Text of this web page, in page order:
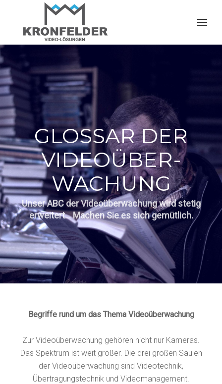
GLOSSAR DER
VIDEO­ÜBER­
WACHUNG
Unser ABC der Video­überwachung wird stetig
erweitert... Machen Sie es sich gemütlich.
Begriffe rund um das Thema Videoüberwachung
Zur Videoüberwachung gehören nicht nur Kameras.
Das Spektrum ist weit größer. Die drei großen Säulen
der Videoüberwachung sind Videotechnik,
Übertragungstechnik und Videomanagement.